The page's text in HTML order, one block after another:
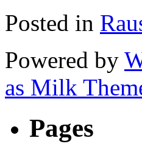
Posted in
Powered by
as Milk
Pages